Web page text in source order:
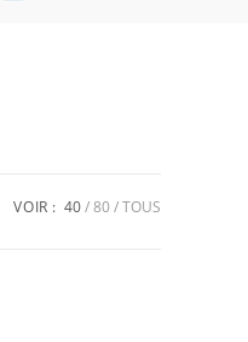
VOIR : 40 80 TOUS